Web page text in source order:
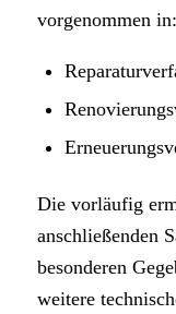
vorgenommen in:
Die vorläufig
anschließenden
besonderen
weitere